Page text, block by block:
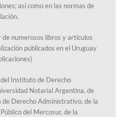
así como en las normas de
de numerosos libros y artículos
publicados en el Uruguay
Instituto de Derecho
Notarial Argentina, de
de Derecho Administrativo, de la
del Mercosur, de la